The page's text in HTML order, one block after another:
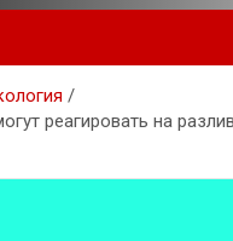
реагировать на